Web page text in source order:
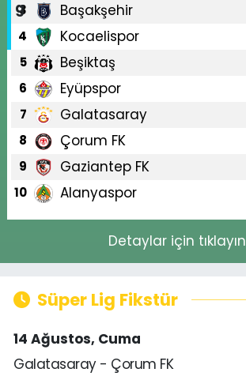
3 Başakşehir
4 Kocaelispor
5 Beşiktaş
6 Eyüpspor
7 Galatasaray
8 Çorum FK
9 Gaziantep FK
10 Alanyaspor
Detaylar için tıklayın
Süper Lig Fikstür
14 Ağustos, Cuma
Galatasaray - Çorum FK